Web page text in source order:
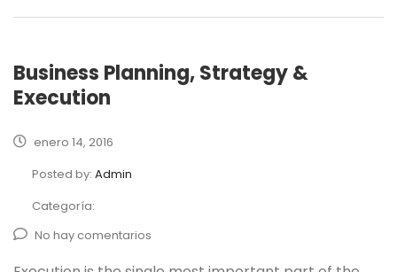
Business Planning, Strategy &
Execution
enero 14, 2016
Posted by: Admin
Categoría:
No hay comentarios